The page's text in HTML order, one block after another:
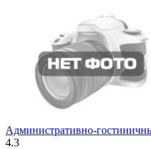
Административно-
4.3